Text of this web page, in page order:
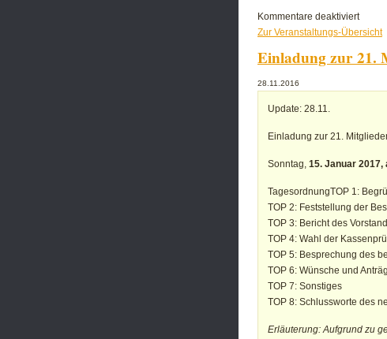
Kommentare deaktiviertfür
Folk
Fluss
Zur Veranstaltungs-Übersicht
Einladung zur 21.
28.11.2016
Update: 28.11.
Einladung zur 21.
Sonntag, 15. Januar 2017,
TagesordnungTOP 1:
TOP 2: Feststellung der
TOP 3: Bericht des
TOP 4: Wahl der
TOP 5: Besprechung des
TOP 6: Wünsche und
TOP 7: Sonstiges
TOP 8: Schlussworte des
Erläuterung: Aufgrund zu